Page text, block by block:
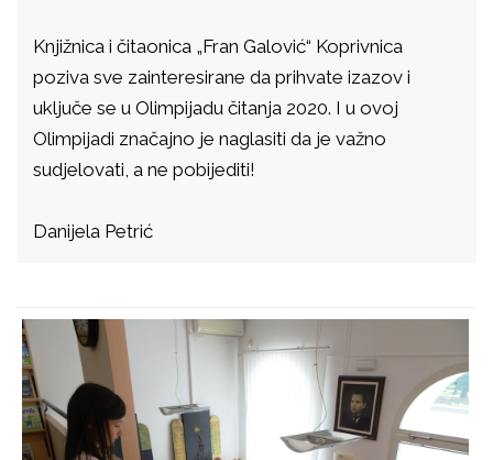
Knjižnica i čitaonica „Fran Galović“ Koprivnica
poziva sve zainteresirane da prihvate izazov i
uključe se u Olimpijadu čitanja 2020. I u ovoj
Olimpijadi značajno je naglasiti da je važno
sudjelovati, a ne pobijediti!
Danijela Petrić